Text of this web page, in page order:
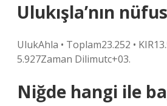
Ulukışla’nın
UlukAhla • Toplam23.252 •
5.927Zaman Dilimutc+03.
Niğde hangi ile